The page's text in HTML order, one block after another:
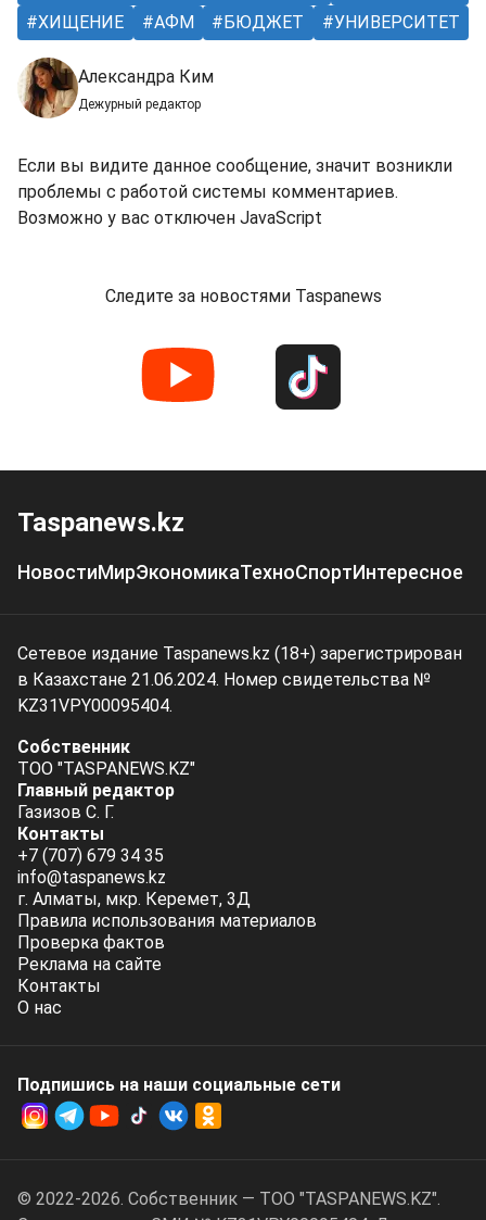
ХИЩЕНИЕ
АФМ БЮДЖЕТ УНИВЕРСИТЕТ
Александра Ким
Дежурный редактор
Если вы видите данное сообщение, значит возникли
проблемы с работой системы комментариев.
Возможно у вас отключен JavaScript
Следите за новостями Taspanews
Taspanews.kz
НовостиМирЭкономикаТехноСпортИнтересное
Сетевое издание Taspanews.kz (18+) зарегистрирован
в Казахстане 21.06.2024. Номер свидетельства №
KZ31VPY00095404.
Собственник
ТОО "TASPANEWS.KZ"
Главный редактор
Газизов С. Г.
Контакты
+7 (707) 679 34 35
info@taspanews.kz
г. Алматы, мкр. Керемет, 3Д
Правила использования материалов
Проверка фактов
Реклама на сайте
Контакты
О нас
Подпишись на наши социальные cети
© 2022-2026. Собственник — ТОО "TASPANEWS.KZ".